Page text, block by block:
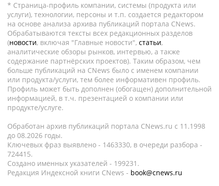
* Страница-профиль компании, системы (продукта или
услуги), технологии, персоны и т.п. создается редактором
на основе анализа архива публикаций портала CNews.
Обрабатываются тексты всех редакционных разделов
(новости, включая "Главные новости", статьи,
аналитические обзоры рынков, интервью, а также
содержание партнёрских проектов). Таким образом, чем
больше публикаций на CNews было с именем компании
или продукта/услуги, тем более информативен профиль.
Профиль может быть дополнен (обогащен) дополнительной
информацией, в т.ч. презентацией о компании или
продукте/услуге.
Обработан архив публикаций портала CNews.ru c 11.1998
до 08.2026 годы.
Ключевых фраз выявлено - 1463330, в очереди разбора -
724415.
Создано именных указателей - 199231.
Редакция Индексной книги CNews - book@cnews.ru